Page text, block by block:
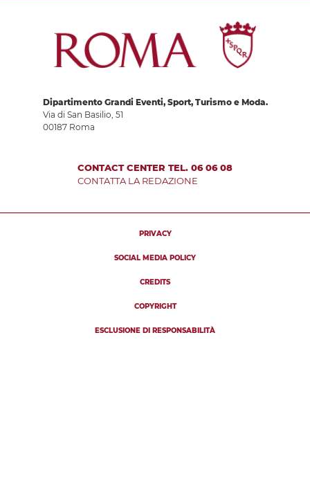
Dipartimento Grandi Eventi, Sport, Turismo e Moda.
Via di San Basilio, 51
00187 Roma
CONTACT CENTER TEL. 06 06 08
CONTATTA LA REDAZIONE
PRIVACY
SOCIAL MEDIA POLICY
CREDITS
COPYRIGHT
ESCLUSIONE DI RESPONSABILITÀ